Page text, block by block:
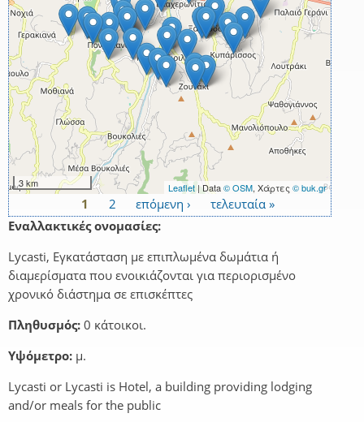
3 km Leaflet | Data© OSM, Χάρτες © buk.gr
Σελίδες
1 2 επόμενη ›
τελευταία »
Εναλλακτικές ονομασίες:
Lycasti, Εγκατάσταση με επιπλωμένα δωμάτια ή
διαμερίσματα που ενοικιάζονται για περιορισμένο
χρονικό διάστημα σε επισκέπτες
Πληθυσμός: 0 κάτοικοι.
Υψόμετρο: μ.
Lycasti or Lycasti is Hotel, a building providing lodging
and/or meals for the public